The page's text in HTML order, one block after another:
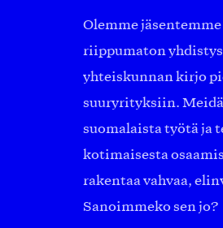
Olemme
riippumaton
yhteiskunnan kirjo
suuryrityksiin.
suomalaista työtä ja
kotimaisesta
rakentaa vahvaa,
Sanoimmeko sen jo?